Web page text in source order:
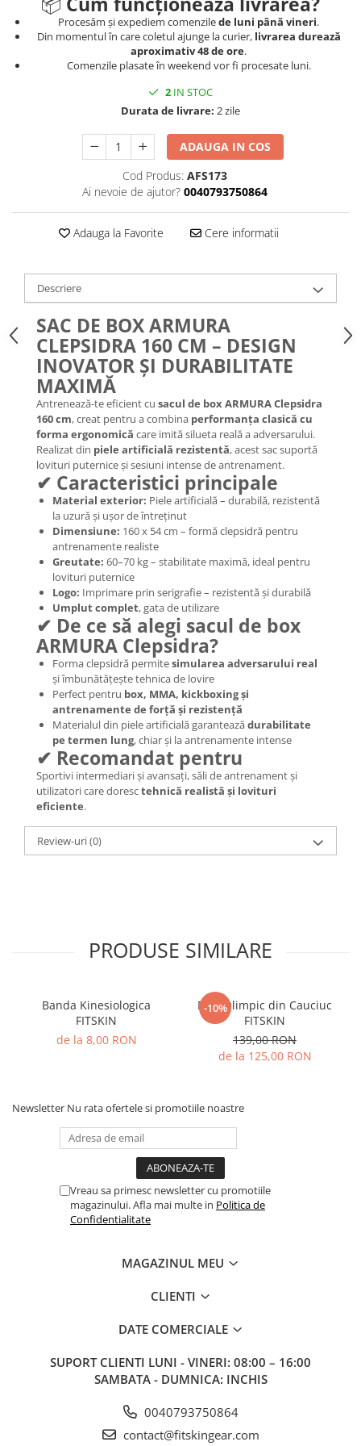
Procesăm și expediem comenzilede luni până vineri.
Din momentul în care coletul ajunge la curier, livrarea durează
aproximativ 48 de ore.
Comenzile plasate în weekend vor fi procesate luni.
2 IN STOC
Durata de livrare: 2 zile
ADAUGA IN COS
Cod Produs: AFS173
Ai nevoie de ajutor? 0040793750864
Adauga la Favorite Cere informatii
Descriere
SAC DE BOX ARMURA
CLEPSIDRA 160 CM – DESIGN
INOVATOR ȘI DURABILITATE
MAXIMĂ
Antrenează-te eficient cu sacul de box ARMURA Clepsidra
160 cm, creat pentru a combina performanța clasică cu
forma ergonomică care imită silueta reală a adversarului.
Realizat din piele artificială rezistentă, acest sac suportă
lovituri puternice și sesiuni intense de antrenament.
✔ Caracteristici principale
Material exterior: Piele artificială – durabilă, rezistentă
la uzură și ușor de întreținut
Dimensiune: 160 x 54 cm – formă clepsidră pentru
antrenamente realiste
Greutate: 60–70 kg – stabilitate maximă, ideal pentru
lovituri puternice
Logo: Imprimare prin serigrafie – rezistentă și durabilă
Umplut complet, gata de utilizare
✔ De ce să alegi sacul de box
ARMURA Clepsidra?
Forma clepsidră permitesimularea adversarului real
și îmbunătățește tehnica de lovire
Perfect pentru box, MMA, kickboxing și
antrenamente de forță și rezistență
Materialul din piele artificială garanteazădurabilitate
pe termen lung, chiar și la antrenamente intense
✔ Recomandat pentru
Sportivi intermediari și avansați, săli de antrenament și
utilizatori care doresctehnică realistă și lovituri
eficiente.
Review-uri(0)
PRODUSE SIMILARE
Banda Kinesiologica
FITSKIN
de la 8,00 RON
-10%
Disc Olimpic din Cauciuc
FITSKIN
139,00 RON
de la 125,00 RON
Newsletter Nu rata ofertele si promotiile noastre
Vreau sa primesc newsletter cu promotiile
magazinului. Afla mai multe in Politica de
Confidentialitate
MAGAZINUL MEU
CLIENTI
DATE COMERCIALE
SUPORT CLIENTI LUNI - VINERI: 08:00 – 16:00
SAMBATA - DUMNICA: INCHIS
0040793750864
contact@fitskingear.com